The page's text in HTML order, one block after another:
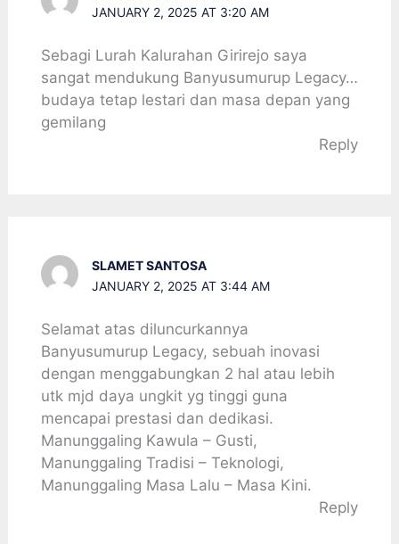
JANUARY 2, 2025 AT 3:20 AM
Sebagi Lurah Kalurahan Girirejo saya
sangat mendukung Banyusumurup Legacy…
budaya tetap lestari dan masa depan yang
gemilang
Reply
SLAMET SANTOSA
JANUARY 2, 2025 AT 3:44 AM
Selamat atas diluncurkannya
Banyusumurup Legacy, sebuah inovasi
dengan menggabungkan 2 hal atau lebih
utk mjd daya ungkit yg tinggi guna
mencapai prestasi dan dedikasi.
Manunggaling Kawula – Gusti,
Manunggaling Tradisi – Teknologi,
Manunggaling Masa Lalu – Masa Kini.
Reply